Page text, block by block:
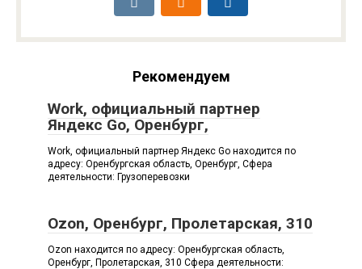
Рекомендуем
Work, официальный партнер
Яндекс Go, Оренбург,
Work, официальный партнер Яндекс Go находится по
адресу: Оренбургская область, Оренбург, Сфера
деятельности: Грузоперевозки
Ozon, Оренбург, Пролетарская, 310
Ozon находится по адресу: Оренбургская область,
Оренбург, Пролетарская, 310 Сфера деятельности: